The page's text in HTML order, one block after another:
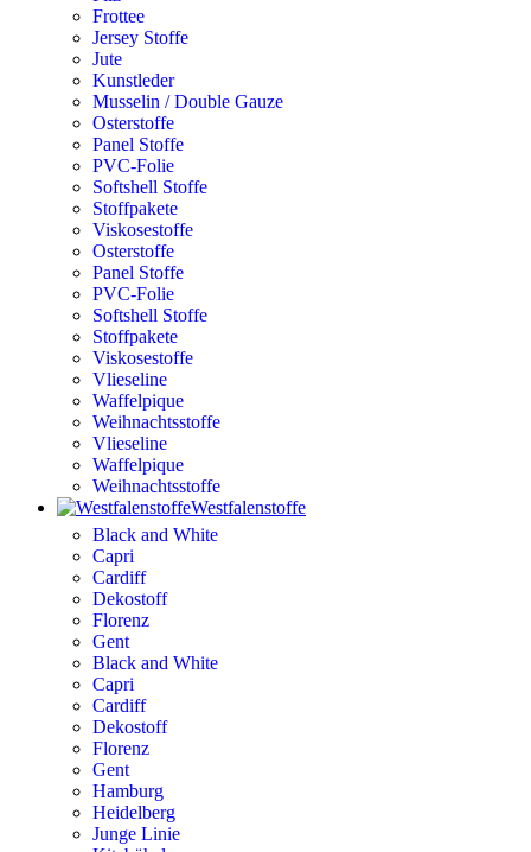
Frottee
Jersey Stoffe
Jute
Kunstleder
Musselin / Double Gauze
Osterstoffe
Panel Stoffe
PVC-Folie
Softshell Stoffe
Stoffpakete
Viskosestoffe
Osterstoffe
Panel Stoffe
PVC-Folie
Softshell Stoffe
Stoffpakete
Viskosestoffe
Vlieseline
Waffelpique
Weihnachtsstoffe
Vlieseline
Waffelpique
Weihnachtsstoffe
Westfalenstoffe
Black and White
Capri
Cardiff
Dekostoff
Florenz
Gent
Black and White
Capri
Cardiff
Dekostoff
Florenz
Gent
Hamburg
Heidelberg
Junge Linie